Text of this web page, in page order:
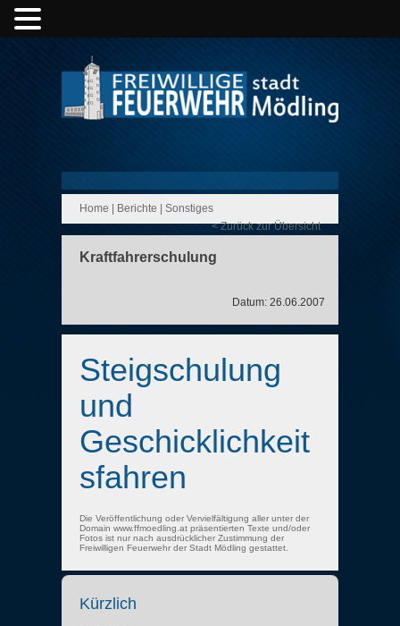
Home Berichte
Sonstiges
< Zurück zur Übersicht
Kraftfahrerschulung
Datum: 26.06.2007
Steigschulung
und
Geschicklichkeit
sfahren
Die Veröffentlichung oder Vervielfältigung aller unter der
Domain www.ffmoedling.at präsentierten Texte und/oder
Fotos ist nur nach ausdrücklicher Zustimmung der
Freiwilligen Feuerwehr der Stadt Mödling gestattet.
Kürzlich